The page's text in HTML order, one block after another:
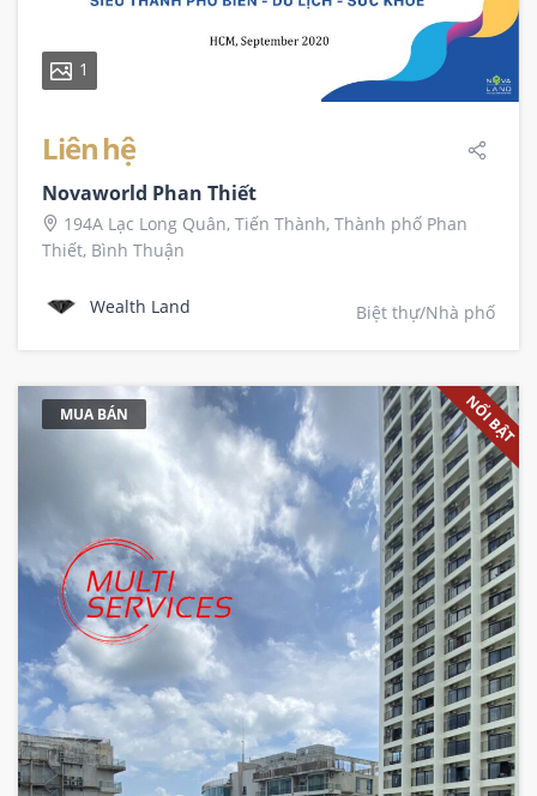
1
Liên hệ
Novaworld Phan Thiết
194A Lạc Long Quân, Tiến Thành, Thành phố Phan
Thiết, Bình Thuận
Wealth Land Biệt thự/Nhà phố
MUA BÁN NỔI BẬT